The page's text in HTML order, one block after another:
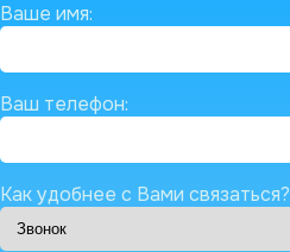
Ваше имя:
Ваш телефон:
Как удобнее с Вами связаться?